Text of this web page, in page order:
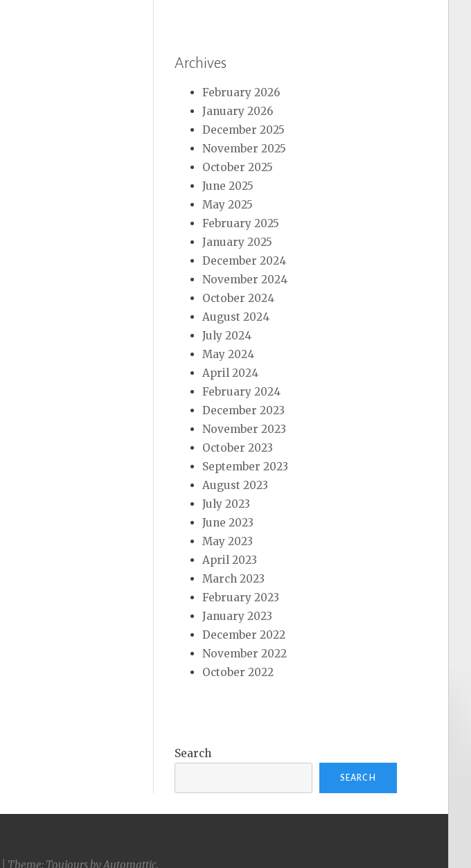
Archives
February 2026
January 2026
December 2025
November 2025
October 2025
June 2025
May 2025
February 2025
January 2025
December 2024
November 2024
October 2024
August 2024
July 2024
May 2024
April 2024
February 2024
December 2023
November 2023
October 2023
September 2023
August 2023
July 2023
June 2023
May 2023
April 2023
March 2023
February 2023
January 2023
December 2022
November 2022
October 2022
Search
SEARCH
Theme: Toujours byAutomattic.